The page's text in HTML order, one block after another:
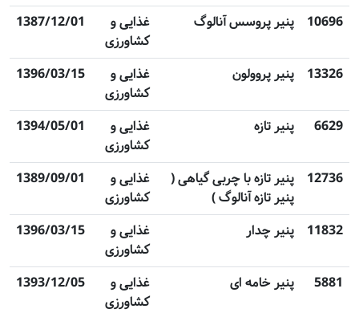
10696 پنیر پروسس آنالوگ
غذایی و
کشاورزی
1387/12/01
13326 پنیر پروولون
غذایی و
کشاورزی
1396/03/15
6629 پنیر تازه
غذایی و
کشاورزی
1394/05/01
12736
پنیر تازه با چربی گیاهی (
پنیر تازه آنالوگ )
غذایی و
کشاورزی
1389/09/01
11832 پنیر چدار
غذایی و
کشاورزی
1396/03/15
5881 پنیر خامه ای
غذایی و
کشاورزی
1393/12/05